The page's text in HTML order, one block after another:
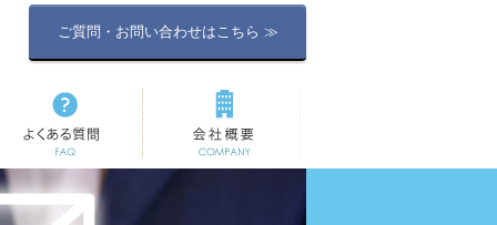
ご質問・お問い合わせはこちら ≫
よくある質問 会社概要